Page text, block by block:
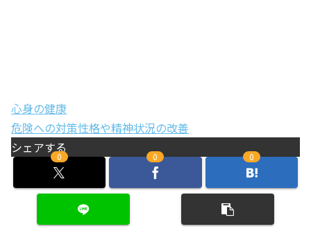
心身の健康
危険への対策性格や精神状況の改善
シェアする
0 0 0